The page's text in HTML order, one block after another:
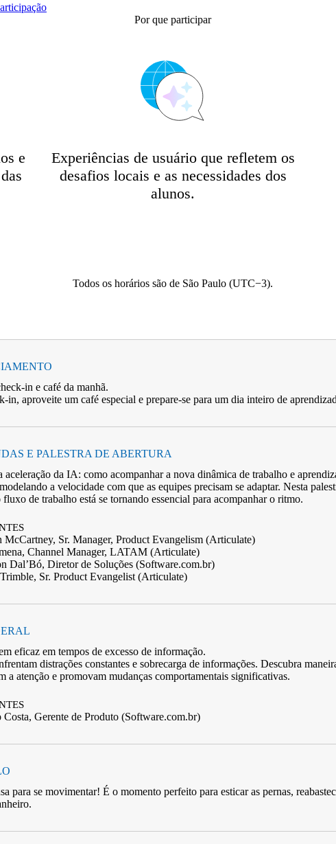
Por que participar
e
Experiências de usuário que refletem os
desafios locais e as necessidades dos
alunos.
Todos os horários são de São Paulo (UTC−3).
in e café da manhã.
in, aproveite um café especial e prepare-se para um dia inteiro de
E PALESTRA DE ABERTURA
aceleração da IA: como acompanhar a nova dinâmica de trabalho e
a velocidade com que as equipes precisam se adaptar. Nesta
fluxo de trabalho está se tornando essencial para acompanhar o ritmo.
McCartney, Sr. Manager, Product Evangelism (Articulate)
Channel Manager, LATAM (Articulate)
Dal’Bó, Diretor de Soluções (Software.com.br)
Sr. Product Evangelist (Articulate)
eficaz em tempos de excesso de informação.
distrações constantes e sobrecarga de informações. Descubra
a atenção e promovam mudanças comportamentais significativas.
Costa, Gerente de Produto (Software.com.br)
para se movimentar! É o momento perfeito para esticar as pernas,